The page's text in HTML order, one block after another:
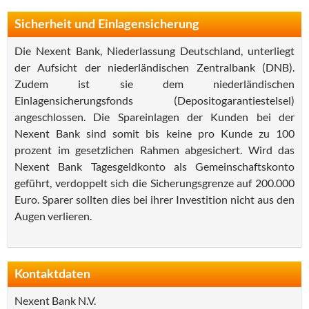
Sicherheit und Einlagensicherung
Die Nexent Bank, Niederlassung Deutschland, unterliegt
der Aufsicht der niederländischen Zentralbank (DNB).
Zudem ist sie dem niederländischen
Einlagensicherungsfonds (Depositogarantiestelsel)
angeschlossen. Die Spareinlagen der Kunden bei der
Nexent Bank sind somit bis keine pro Kunde zu 100
prozent im gesetzlichen Rahmen abgesichert. Wird das
Nexent Bank Tagesgeldkonto als Gemeinschaftskonto
geführt, verdoppelt sich die Sicherungsgrenze auf 200.000
Euro. Sparer sollten dies bei ihrer Investition nicht aus den
Augen verlieren.
Kontaktdaten
Ne­xent Bank N.V.